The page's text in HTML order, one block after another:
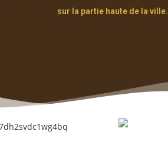
sur la partie haute de la ville.